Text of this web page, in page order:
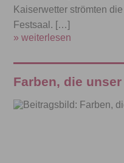
Kaiserwetter strömten
Festsaal. […]
» weiterlesen
Farben, die